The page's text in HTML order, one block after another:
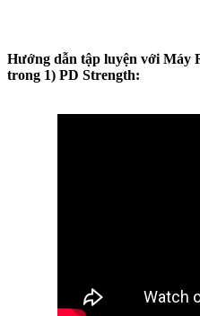
Hướng dẫn tập luyện với Máy
trong 1) PD Strength: